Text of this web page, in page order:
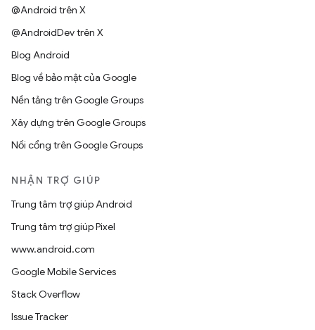
@Android trên X
@AndroidDev trên X
Blog Android
Blog về bảo mật của Google
Nền tảng trên Google Groups
Xây dựng trên Google Groups
Nối cổng trên Google Groups
NHẬN TRỢ GIÚP
Trung tâm trợ giúp Android
Trung tâm trợ giúp Pixel
www.android.com
Google Mobile Services
Stack Overflow
Issue Tracker